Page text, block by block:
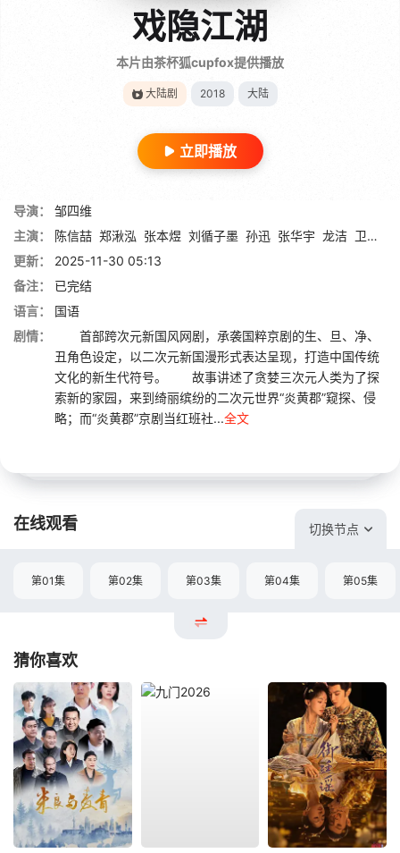
戏隐江湖
本片由茶杯狐cupfox提供播放
大陆剧 2018 大陆
立即播放
导演：
邹四维
主演：
陈信喆 郑湫泓 张本煜 刘循子墨 孙迅 张华宇 龙洁 卫仁
更新：
2025-11-30 05:13
备注：
已完结
语言：
国语
剧情：
首部跨次元新国风网剧，承袭国粹京剧的生、旦、净、
丑角色设定，以二次元新国漫形式表达呈现，打造中国传统
文化的新生代符号。 故事讲述了贪婪三次元人类为了探
索新的家园，来到绮丽缤纷的二次元世界“炎黄郡”窥探、侵
略；而“炎黄郡”京剧当红班社...全文
在线观看 切换节点
第01集 第02集 第03集 第04集 第05集
猜你喜欢